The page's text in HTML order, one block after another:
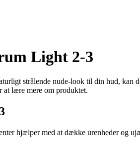
Light 2-3
strålende nude-look til din hud, kan
lære mere om produktet.
hjælper med at dække urenheder og